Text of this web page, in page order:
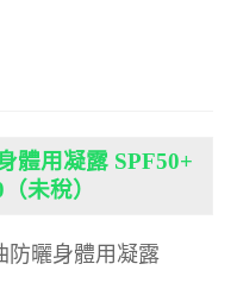
體用凝露 SPF50+
未稅）
防曬身體用凝露